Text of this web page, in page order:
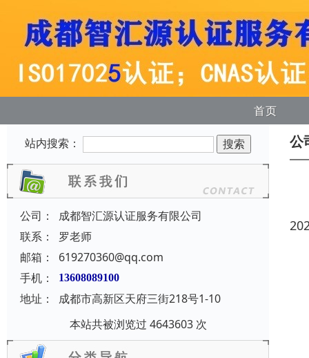
首页
站内搜索：
公司：
成都智汇源认证服务有限公司
联系：
罗老师
邮箱：
619270360@qq.com
手机：
13608089100
地址：
成都市高新区天府三街218号1-10
本站共被浏览过 4643603 次
公